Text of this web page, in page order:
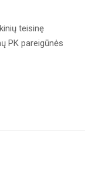
teisinę
PK pareigūnės